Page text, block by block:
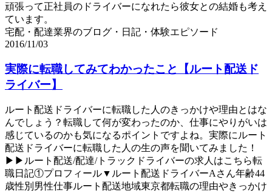
頑張って正社員のドライバーになれたら彼女との結婚も考え
ています。
宅配・配達業界のブログ・日記・体験エピソード
2016/11/03
実際に転職してみてわかったこと【ルート配送ド
ライバー】
ルート配送ドライバーに転職した人のきっかけや理由とはな
んでしょう？転職して何が変わったのか、仕事にやりがいは
感じているのかも気になるポイントですよね。実際にルート
配送ドライバーに転職した人の生の声を聞いてみました！
▶▶ルート配送/配達/トラックドライバーの求人はこちら転
職日記①プロフィール▼ルート配送ドライバーAさん年齢44
歳性別男性仕事ルート配送地域東京都転職の理由やきっかけ